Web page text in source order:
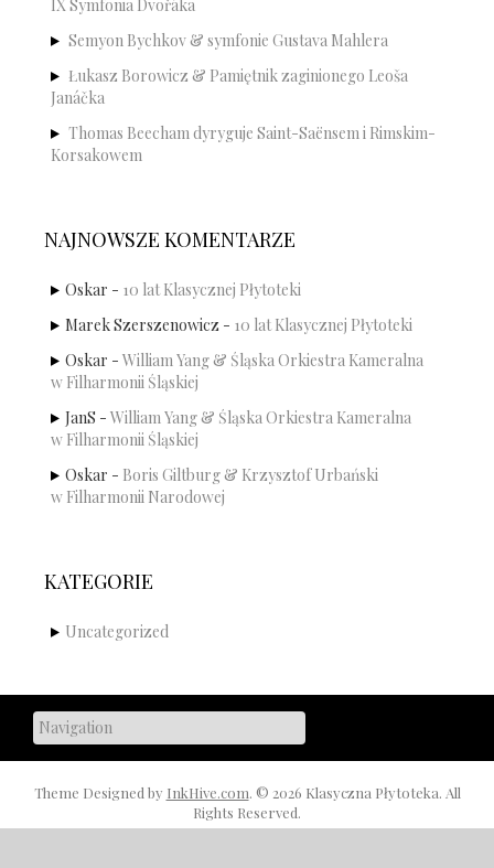
IX Symfonia Dvořáka
Semyon Bychkov & symfonie Gustava Mahlera
Łukasz Borowicz & Pamiętnik zaginionego Leoša
Janáčka
Thomas Beecham dyryguje Saint-Saënsem i Rimskim-
Korsakowem
NAJNOWSZE KOMENTARZE
Oskar - 10 lat Klasycznej Płytoteki
Marek Szerszenowicz - 10 lat Klasycznej Płytoteki
Oskar - William Yang & Śląska Orkiestra Kameralna
w Filharmonii Śląskiej
JanS - William Yang & Śląska Orkiestra Kameralna
w Filharmonii Śląskiej
Oskar - Boris Giltburg & Krzysztof Urbański
w Filharmonii Narodowej
KATEGORIE
Uncategorized
Theme Designed by InkHive.com. © 2026 Klasyczna Płytoteka. All
Rights Reserved.